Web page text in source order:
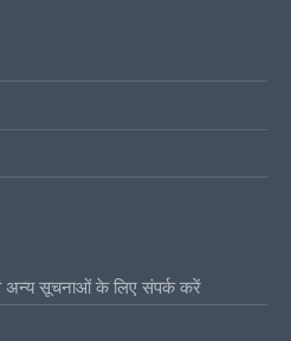
अन्य सूचनाओं के लिए संपर्क करें